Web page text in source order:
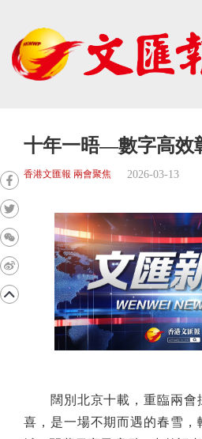
十年一晤—數字高效
香港文匯報 兩會聚焦 2026-03-13
闊別北京十載，重臨兩會
喜，是一場不期而遇的春雪，